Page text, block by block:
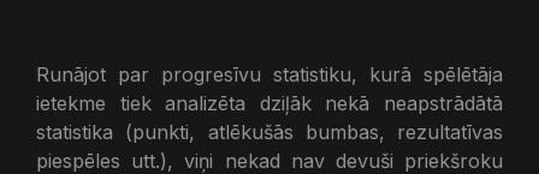
Runājot par progresīvu statistiku, kurā spēlētāja
ietekme tiek analizēta dziļāk nekā neapstrādātā
statistika (punkti, atlēkušās bumbas, rezultatīvas
piespēles utt.), viņi nekad nav devuši priekšroku